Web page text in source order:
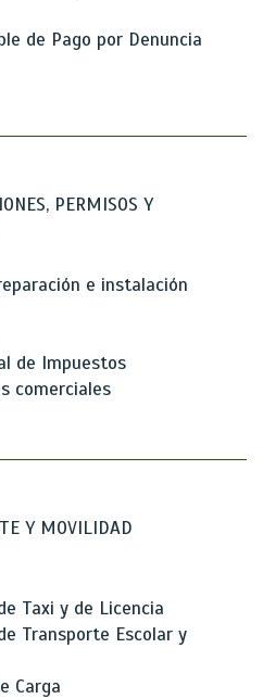
de Pago por Denuncia
PERMISOS Y
e instalación
de Impuestos
comerciales
Y MOVILIDAD
Taxi y de Licencia
Transporte Escolar y
Carga